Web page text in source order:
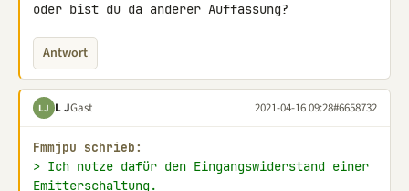
oder bist du da anderer Auffassung?
Antwort
LJ L JGast 2021-04-16 09:28#6658732
Fmmjpu schrieb:
> Ich nutze dafür den Eingangswiderstand einer
Emitterschaltung.